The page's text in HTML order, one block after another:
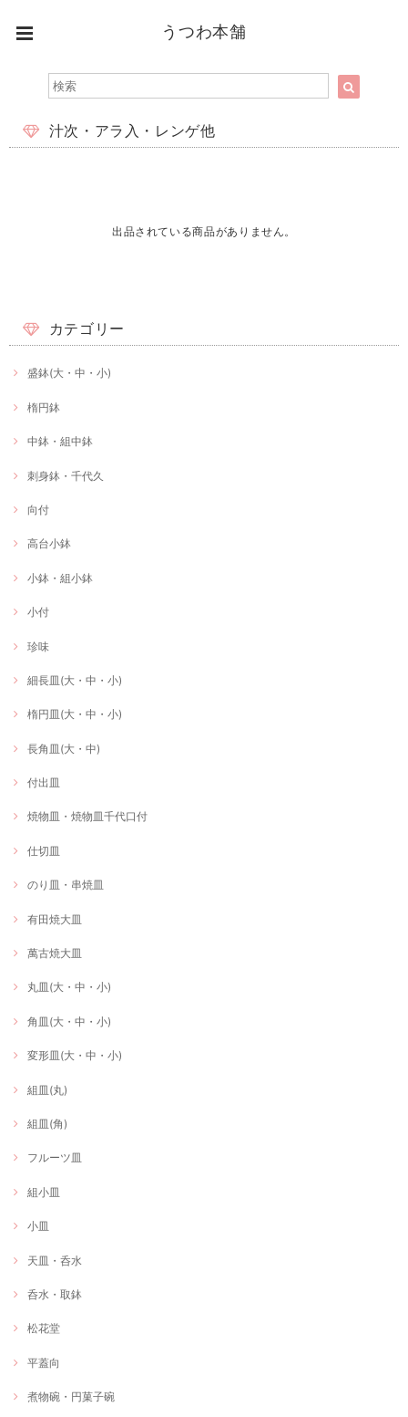
うつわ本舗
汁次・アラ入・レンゲ他
出品されている商品がありません。
カテゴリー
盛鉢(大・中・小)
楕円鉢
中鉢・組中鉢
刺身鉢・千代久
向付
高台小鉢
小鉢・組小鉢
小付
珍味
細長皿(大・中・小)
楕円皿(大・中・小)
長角皿(大・中)
付出皿
焼物皿・焼物皿千代口付
仕切皿
のり皿・串焼皿
有田焼大皿
萬古焼大皿
丸皿(大・中・小)
角皿(大・中・小)
変形皿(大・中・小)
組皿(丸)
組皿(角)
フルーツ皿
組小皿
小皿
天皿・呑水
呑水・取鉢
松花堂
平蓋向
煮物碗・円菓子碗